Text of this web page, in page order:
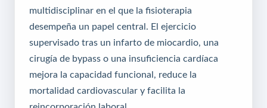
multidisciplinar en el que la fisioterapia
desempeña un papel central. El ejercicio
supervisado tras un infarto de miocardio, una
cirugía de bypass o una insuficiencia cardíaca
mejora la capacidad funcional, reduce la
mortalidad cardiovascular y facilita la